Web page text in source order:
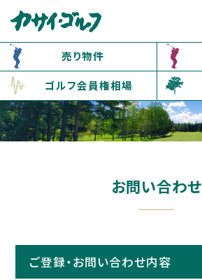
売り物件
ゴルフ会員権相場
お問い合わせ
ご登録・お問い合わせ内容